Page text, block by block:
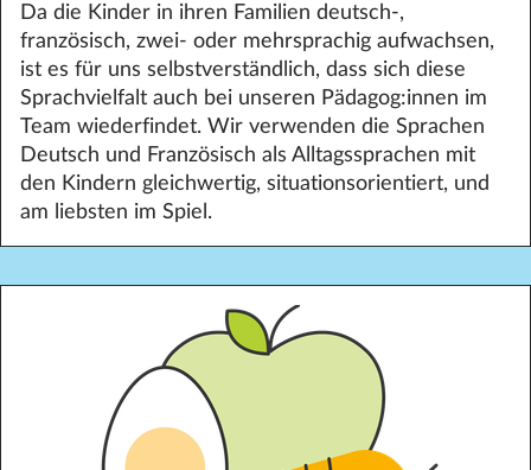
Da die Kinder in ihren Familien deutsch-,
französisch, zwei- oder mehrsprachig aufwachsen,
ist es für uns selbstverständlich, dass sich diese
Sprachvielfalt auch bei unseren Pädagog:innen im
Team wiederfindet. Wir verwenden die Sprachen
Deutsch und Französisch als Alltagssprachen mit
den Kindern gleichwertig, situationsorientiert, und
am liebsten im Spiel.